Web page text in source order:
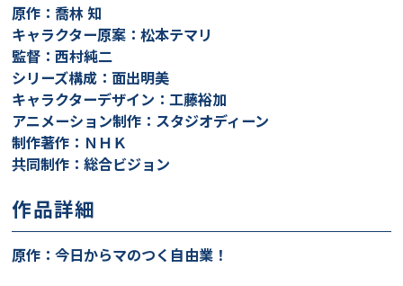
原作：喬林 知
キャラクター原案：松本テマリ
監督：西村純二
シリーズ構成：面出明美
キャラクターデザイン：工藤裕加
アニメーション制作：スタジオディーン
制作著作：ＮＨＫ
共同制作：総合ビジョン
作品詳細
原作：今日からマのつく自由業！